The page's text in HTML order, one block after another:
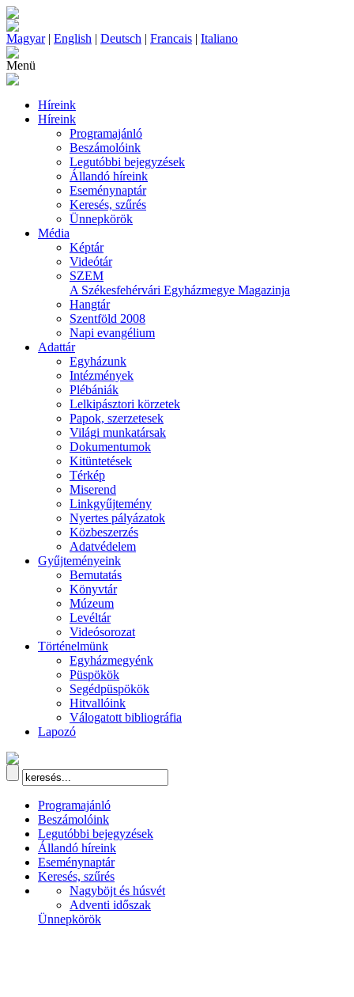
Magyar| English | Deutsch | Francais | Italiano
Menü
Híreink
Híreink
Programajánló
Beszámolóink
Legutóbbi bejegyzések
Állandó híreink
Eseménynaptár
Keresés, szűrés
Ünnepkörök
Média
Képtár
Videótár
SZEM
A Székesfehérvári Egyházmegye Magazinja
Hangtár
Szentföld 2008
Napi evangélium
Adattár
Egyházunk
Intézmények
Plébániák
Lelkipásztori körzetek
Papok, szerzetesek
Világi munkatársak
Dokumentumok
Kitüntetések
Térkép
Miserend
Linkgyűjtemény
Nyertes pályázatok
Közbeszerzés
Adatvédelem
Gyűjteményeink
Bemutatás
Könyvtár
Múzeum
Levéltár
Videósorozat
Történelmünk
Egyházmegyénk
Püspökök
Segédpüspökök
Hitvallóink
Válogatott bibliográfia
Lapozó
Programajánló
Beszámolóink
Legutóbbi bejegyzések
Állandó híreink
Eseménynaptár
Keresés, szűrés
Nagyböjt és húsvét
Adventi időszak
Ünnepkörök